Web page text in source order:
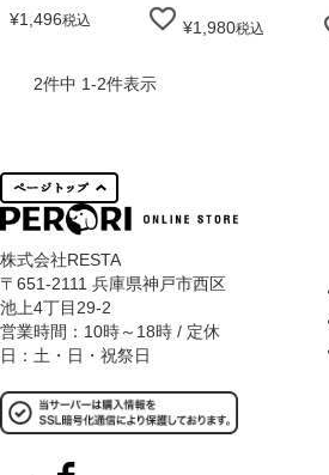
¥1,496税込 ¥1,980税込
2件中 1-2件表示
株式会社RESTA
〒651-2111 兵庫県神戸市西区
池上4丁目29-2
営業時間：10時～18時 / 定休
日：土・日・祝祭日